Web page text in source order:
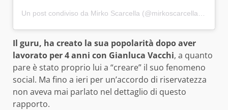
Un post condiviso da Mirko Scarcella (@mirkoscarcella) in data:
Il guru, ha creato la sua popolarità dopo aver
lavorato per 4 anni con Gianluca Vacchi, a quanto
pare è stato proprio lui a “creare” il suo fenomeno
social. Ma fino a ieri per un’accordo di riservatezza
non aveva mai parlato nel dettaglio di questo
rapporto.